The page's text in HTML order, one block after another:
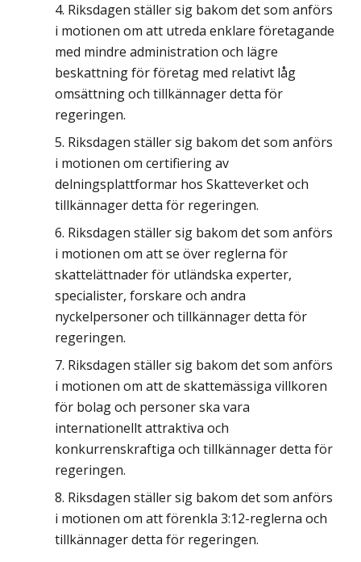
Riksdagen ställer sig bakom det som anförs
i motionen om att utreda enklare företagande
med mindre administration och lägre
beskattning för företag med relativt låg
omsättning och tillkännager detta för
regeringen.
Riksdagen ställer sig bakom det som anförs
i motionen om certifiering av
delningsplattformar hos Skatteverket och
tillkännager detta för regeringen.
Riksdagen ställer sig bakom det som anförs
i motionen om att se över reglerna för
skattelättnader för utländska experter,
specialister, forskare och andra
nyckelpersoner och tillkännager detta för
regeringen.
Riksdagen ställer sig bakom det som anförs
i motionen om att de skattemässiga villkoren
för bolag och personer ska vara
internationellt attraktiva och
konkurrenskraftiga och tillkännager detta för
regeringen.
Riksdagen ställer sig bakom det som anförs
i motionen om att förenkla 3:12-reglerna och
tillkännager detta för regeringen.